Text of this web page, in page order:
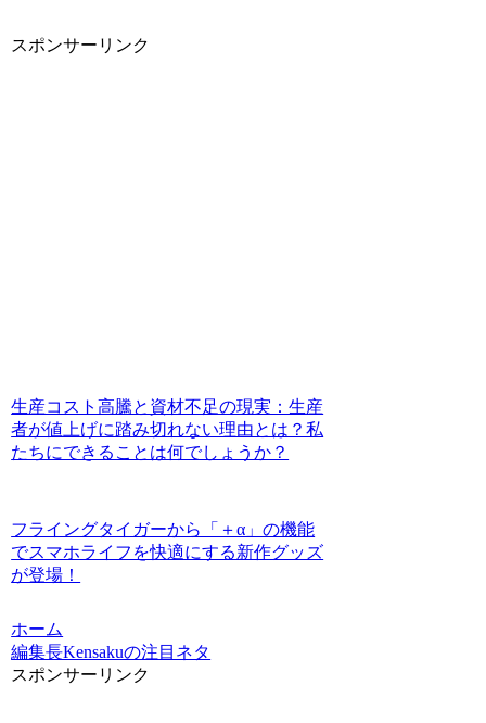
スポンサーリンク
生産コスト高騰と資材不足の現実：生産
者が値上げに踏み切れない理由とは？私
たちにできることは何でしょうか？
フライングタイガーから「＋α」の機能
でスマホライフを快適にする新作グッズ
が登場！
ホーム
編集長Kensakuの注目ネタ
スポンサーリンク